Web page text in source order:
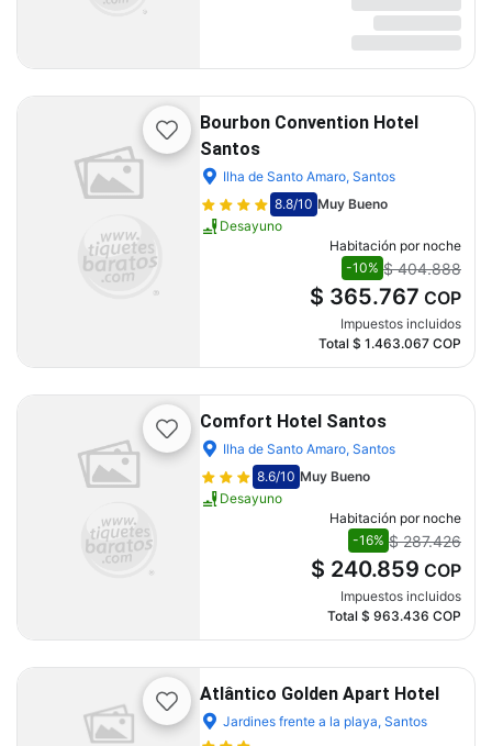
Bourbon Convention Hotel
Santos
Ilha de Santo Amaro, Santos
8.8/10 Muy Bueno
Desayuno
Habitación por noche
-10% $ 404.888
$ 365.767 COP
Impuestos incluidos
Total $ 1.463.067 COP
Comfort Hotel Santos
Ilha de Santo Amaro, Santos
8.6/10 Muy Bueno
Desayuno
Habitación por noche
-16% $ 287.426
$ 240.859 COP
Impuestos incluidos
Total $ 963.436 COP
Atlântico Golden Apart Hotel
Jardines frente a la playa, Santos